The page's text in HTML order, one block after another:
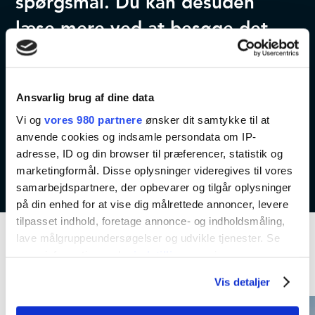
Ansvarlig brug af dine data
Vi og vores 980 partnere ønsker dit samtykke til at
anvende cookies og indsamle persondata om IP-
adresse, ID og din browser til præferencer, statistik og
marketingformål. Disse oplysninger videregives til vores
samarbejdspartnere, der opbevarer og tilgår oplysninger
på din enhed for at vise dig målrettede annoncer, levere
tilpasset indhold, foretage annonce- og indholdsmåling,
lave målgruppeundersøgelser og udvikle tjenester. Se
"Cookiedeklaration", eller ved at trykke på "Privacy
Vis detaljer
læse mere ved at besøge det
officielle event website:
Kontakt os Event website